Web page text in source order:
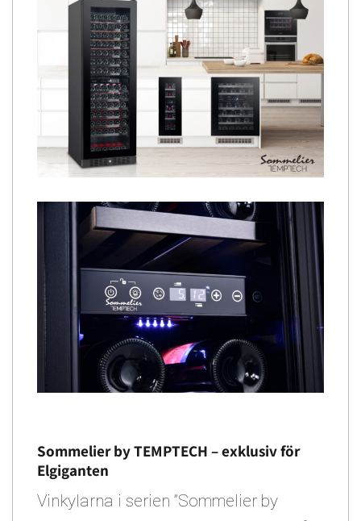
Sommelier by TEMPTECH – exklusiv för
Elgiganten
Vinkylarna i serien ”Sommelier by